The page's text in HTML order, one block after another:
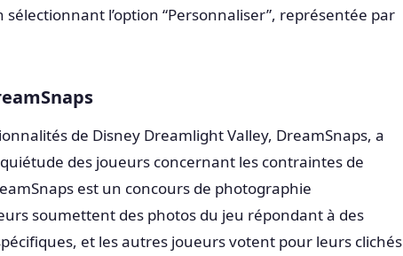
l’option “Personnaliser”, représentée par
de Disney Dreamlight Valley, DreamSnaps, a
des joueurs concernant les contraintes de
est un concours de photographie
soumettent des photos du jeu répondant à des
et les autres joueurs votent pour leurs clichés